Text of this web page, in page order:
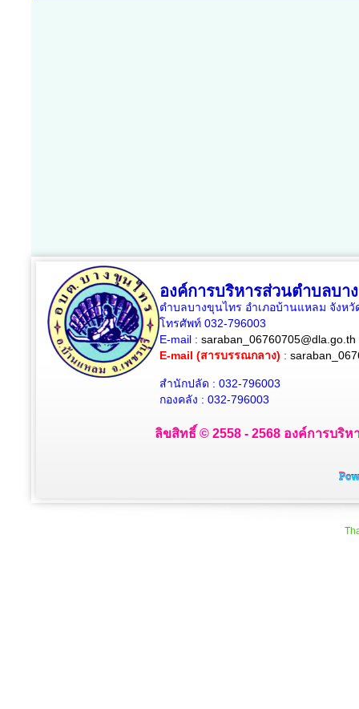
องค์การบริหารส่วนตำบลบา
ตำบลบางขุนไทร อำเภอบ้านแหลม จังหวั
โทรศัพท์ 032-796003
E-mail : saraban_06760705@dla.go.th
E-mail (สารบรรณกลาง) :
สำนักปลัด : 032-796003
กองคลัง : 032-796003
ลิขสิทธิ์ © 2558 - 2568 องค์การบริ